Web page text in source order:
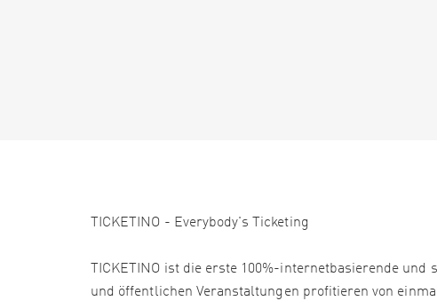
TICKETINO - Everybody's Ticketing
TICKETINO ist die erste 100%-internetbasierende
und öffentlichen Veranstaltungen profitieren von